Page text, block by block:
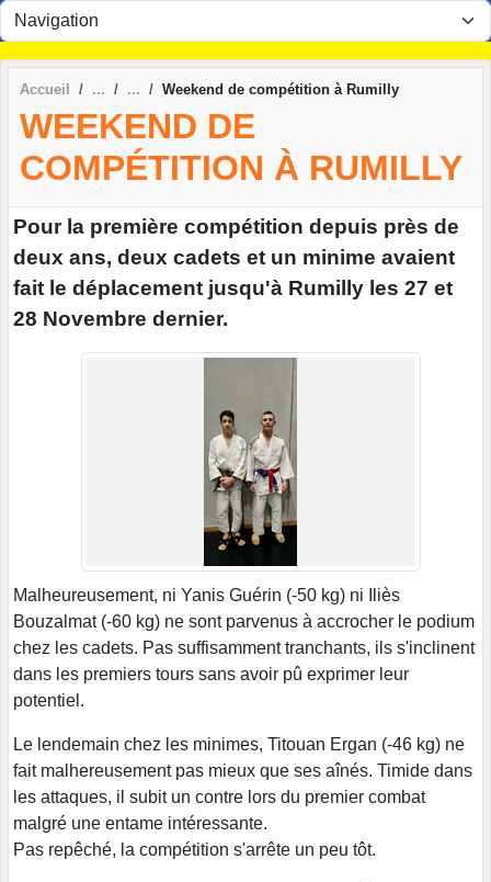
Accueil Weekend de compétition à Rumilly
WEEKEND DE
COMPÉTITION À RUMILLY
Pour la première compétition depuis près de
deux ans, deux cadets et un minime avaient
fait le déplacement jusqu'à Rumilly les 27 et
28 Novembre dernier.
Malheureusement, ni Yanis Guérin (-50 kg) ni Iliès
Bouzalmat (-60 kg) ne sont parvenus à accrocher le podium
chez les cadets. Pas suffisamment tranchants, ils s'inclinent
dans les premiers tours sans avoir pû exprimer leur
potentiel.
Le lendemain chez les minimes, Titouan Ergan (-46 kg) ne
fait malhereusement pas mieux que ses aînés. Timide dans
les attaques, il subit un contre lors du premier combat
malgré une entame intéressante.
Pas repêché, la compétition s'arrête un peu tôt.
Panneau de gestion des cookies